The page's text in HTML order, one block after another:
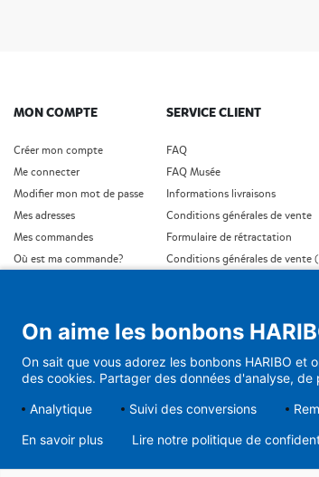
MON COMPTE
Créer mon compte
Me connecter
Modifier mon mot de passe
Mes adresses
Mes commandes
Où est ma commande?
SERVICE CLIENT
FAQ
FAQ Musée
Informations livraisons
Conditions générales de vente
Formulaire de rétractation
Conditions générales de vente
Conditions générales de
On aime les bonbons
On sait que vous adorez les bonbons HARIBO et
des cookies. Partager des données d'analyse,
Analytique
Suivi des conversions
En savoir plus Lire notre politique de